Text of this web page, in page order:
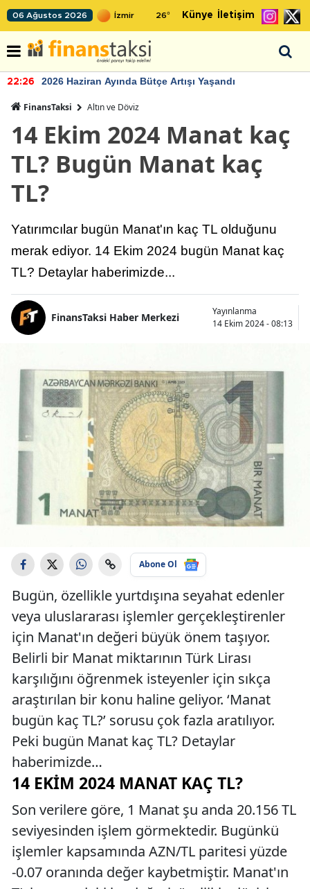
06 Ağustos 2026 26° Künye İletişim
22:26 2026 Haziran Ayında Bütçe Artışı Yaşandı
FinansTaksi Altın ve Döviz
14 Ekim 2024 Manat kaç
TL? Bugün Manat kaç
TL?
Yatırımcılar bugün Manat'ın kaç TL olduğunu
merak ediyor. 14 Ekim 2024 bugün Manat kaç
TL? Detaylar haberimizde...
FinansTaksi Haber Merkezi
Yayınlanma
14 Ekim 2024 - 08:13
Abone Ol
Bugün, özellikle yurtdışına seyahat edenler
veya uluslararası işlemler gerçekleştirenler
için Manat'ın değeri büyük önem taşıyor.
Belirli bir Manat miktarının Türk Lirası
karşılığını öğrenmek isteyenler için sıkça
araştırılan bir konu haline geliyor. ‘Manat
bugün kaç TL?’ sorusu çok fazla aratılıyor.
Peki bugün Manat kaç TL? Detaylar
haberimizde…
14 EKIM 2024 MANAT KAÇ TL?
Son verilere göre, 1 Manat şu anda 20.156 TL
seviyesinden işlem görmektedir. Bugünkü
işlemler kapsamında AZN/TL paritesi yüzde
-0.07 oranında değer kaybetmiştir. Manat'ın